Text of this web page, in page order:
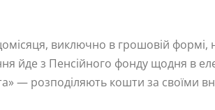
виключно в грошовій формі,
йде з Пенсійного фонду щодня в
— розподіляють кошти за своїми